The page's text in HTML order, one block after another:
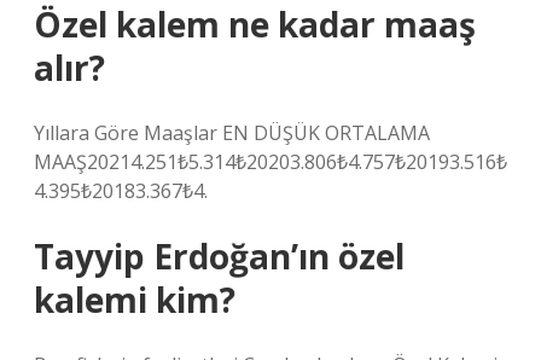
Özel kalem ne kadar maaş
alır?
Yıllara Göre Maaşlar EN DÜŞÜK ORTALAMA
MAAŞ20214.251₺5.314₺20203.806₺4.757₺20193.516₺
4.395₺20183.367₺4.
Tayyip Erdoğan’ın özel
kalemi kim?